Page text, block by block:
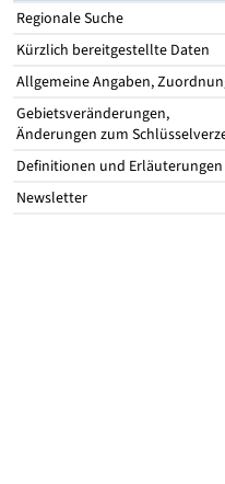
Regionale Suche
Kürzlich bereitgestellte Daten
Allgemeine Angaben,
Gebietsveränderungen,
Änderungen zum
Definitionen und Erläuterungen
Newsletter